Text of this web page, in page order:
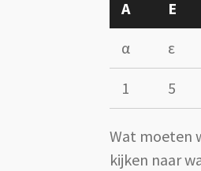
A E
α
ε
1 5
Wat moeten
kijken naar